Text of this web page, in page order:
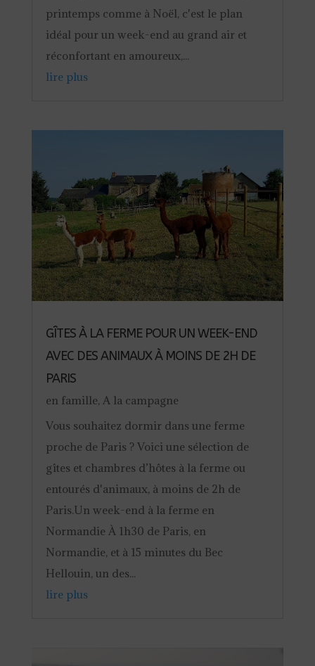
printemps comme à Noël, c'est le plan
idéal pour un week-end au grand air et
réconfortant en amoureux,...
lire plus
GÎTES À LA FERME POUR UN WEEK-END
AVEC DES ANIMAUX À MOINS DE 2H DE
PARIS
en famille, A la campagne
Vous souhaitez dormir dans une ferme
proche de Paris ? Voici une sélection de
gîtes et chambres d’hôtes à la ferme ou
entourés d'animaux, à moins de 2h de
Paris.Un week-end à la ferme en
Normandie À 1h30 de Paris, en
Normandie, et à 15 minutes du Bec
Hellouin, un des...
lire plus